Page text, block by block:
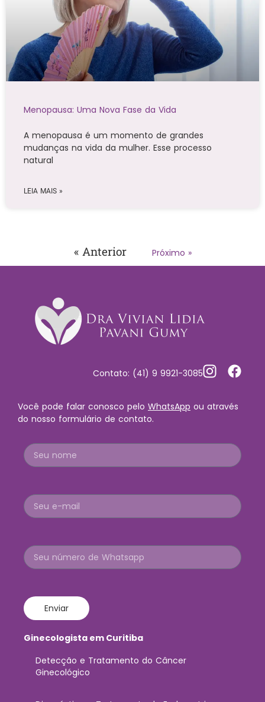
Menopausa: Uma Nova Fase da Vida
A menopausa é um momento de grandes
mudanças na vida da mulher. Esse processo
natural
LEIA MAIS »
« Anterior Próximo »
Contato: (41) 9 9921-3085
Você pode falar conosco pelo WhatsApp ou através
do nosso formulário de contato.
Enviar
Ginecologista em Curitiba
Detecção e Tratamento do Câncer
Ginecológico